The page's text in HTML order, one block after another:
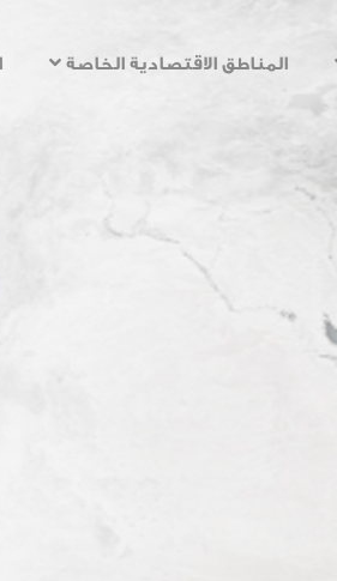
المناطق الاقتصادية الخاصة